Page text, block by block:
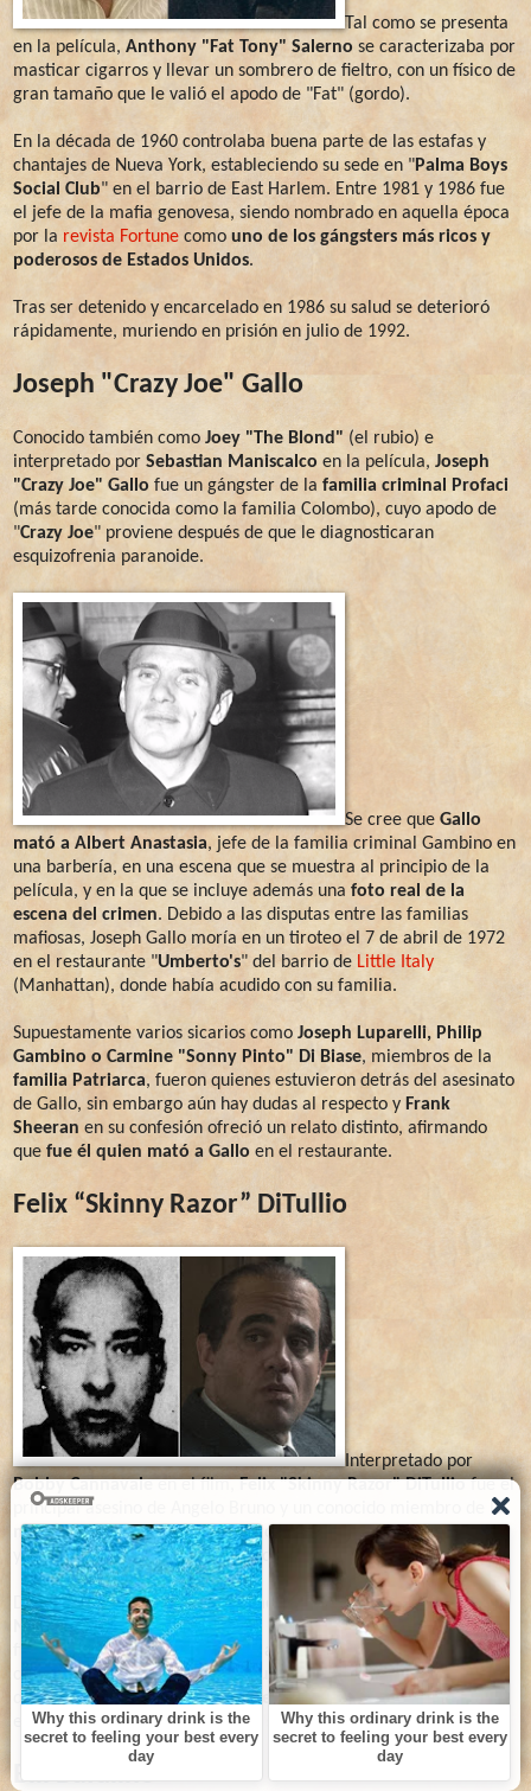
Tal como se presenta
en la película, Anthony "Fat Tony" Salerno se caracterizaba por
masticar cigarros y llevar un sombrero de fieltro, con un físico de
gran tamaño que le valió el apodo de "Fat" (gordo).
En la década de 1960 controlaba buena parte de las estafas y
chantajes de Nueva York, estableciendo su sede en "Palma Boys
Social Club" en el barrio de East Harlem. Entre 1981 y 1986 fue
el jefe de la mafia genovesa, siendo nombrado en aquella época
por la revista Fortune como uno de los gángsters más ricos y
poderosos de Estados Unidos.
Tras ser detenido y encarcelado en 1986 su salud se deterioró
rápidamente, muriendo en prisión en julio de 1992.
Joseph "Crazy Joe" Gallo
Conocido también como Joey "The Blond" (el rubio) e
interpretado por Sebastian Maniscalco en la película, Joseph
"Crazy Joe" Gallo fue un gángster de la familia criminal Profaci
(más tarde conocida como la familia Colombo), cuyo apodo de
"Crazy Joe" proviene después de que le diagnosticaran
esquizofrenia paranoide.
Se cree que Gallo
mató a Albert Anastasia, jefe de la familia criminal Gambino en
una barbería, en una escena que se muestra al principio de la
película, y en la que se incluye además una foto real de la
escena del crimen. Debido a las disputas entre las familias
mafiosas, Joseph Gallo moría en un tiroteo el 7 de abril de 1972
en el restaurante "Umberto's" del barrio de Little Italy
(Manhattan), donde había acudido con su familia.
Supuestamente varios sicarios como Joseph Luparelli, Philip
Gambino o Carmine "Sonny Pinto" Di Biase, miembros de la
familia Patriarca, fueron quienes estuvieron detrás del asesinato
de Gallo, sin embargo aún hay dudas al respecto y Frank
Sheeran en su confesión ofreció un relato distinto, afirmando
que fue él quien mató a Gallo en el restaurante.
Felix “Skinny Razor” DiTullio
Interpretado por
Bobby Cannavaleen el film,Felix "Skinny Razor" DiTulliofue el
principal asesino de Angelo Bruno y un conocido miembro de la
mafia en Filadelfia. Comenzó inicialmente como contrabandista
y poco después amplió sus actividades a todo tipo de delitos.
DiTullio ejerció también como mentor de nuevos mafiosos como
Nicodemo "Little Nicky" Scarfo o Ralph Natale, muriendo
finalmente por causas naturales a la edad de 60 años. Como
curiosidad, el local "Friendly Lounge", donde se ve a DiTullio
disfrutando de sus filetes en lapelícula "El irlándés", sigue
existiendo en la actualidad en el sur de Filadelfia.
Bill Bufalino